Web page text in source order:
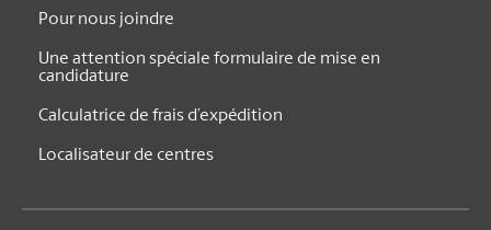
Pour nous joindre
Une attention spéciale formulaire de mise en
candidature
Calculatrice de frais d’expédition
Localisateur de centres